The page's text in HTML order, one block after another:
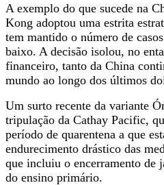
A exemplo do que sucede na
Kong adoptou uma estrita
tem mantido o número de
baixo. A decisão isolou, no
financeiro, tanto da China
mundo ao longo dos últimos
Um surto recente da variante
tripulação da Cathay Pacific,
período de quarentena a que
endurecimento drástico das
que incluiu o encerramento de
do ensino primário.